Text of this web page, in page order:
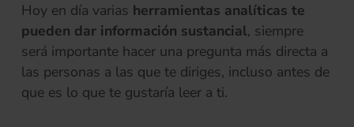
Hoy en día varias herramientas analíticas te
pueden dar información sustancial, siempre
será importante hacer una pregunta más directa a
las personas a las que te diriges, incluso antes de
que es lo que te gustaría leer a ti.